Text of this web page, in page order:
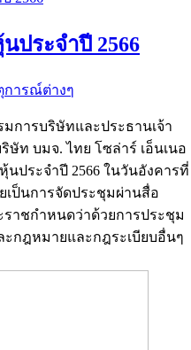
ประจำปี 2566
การณ์ต่างๆ
การบริษัทและประธานเจ้า
ท บมจ. ไทย โซล่าร์ เอ็นเนอ
นประจำปี 2566 ในวันอังคารที่
ยเป็นการจัดประชุมผ่านสื่อ
ราชกำหนดว่าด้วยการประชุม
ะกฎหมายและกฎระเบียบอื่นๆ